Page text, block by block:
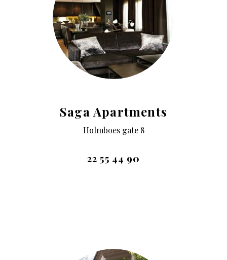
Saga Apartments
Holmboes gate 8
22 55 44 90